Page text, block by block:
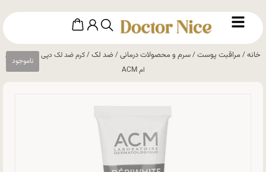
خانه/مراقبت پوست/سرم و محصولات درمانی/ضد لک/ کرم ضد لک دپی وایت ای سی
ام ACM